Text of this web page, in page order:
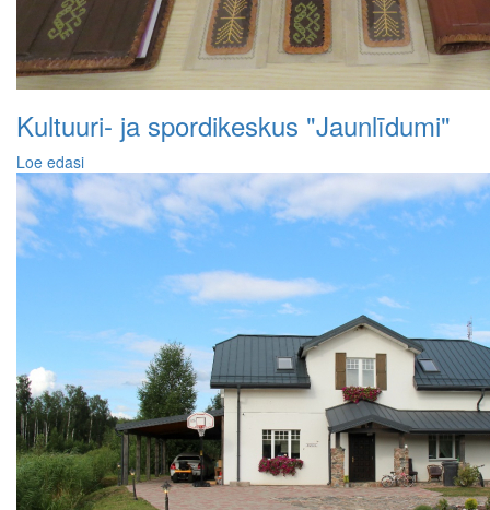
Kultuuri- ja spordikeskus "Jaunlīdumi"
Loe edasi